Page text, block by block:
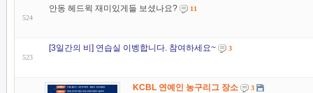
524
안동 헤드윅 재미있게들 보셨나요? 11
523
[3일간의 비] 연습실 이벵합니다. 참여하세요~ 3
KCBL 연예인 농구리그 장소 3